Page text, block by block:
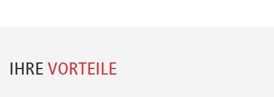
IHRE VORTEILE